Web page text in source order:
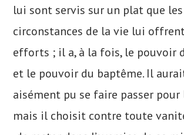
lui sont servis sur un plat que les
circonstances de la vie lui
efforts ; il a, à la fois, le pouvoir
et le pouvoir du baptême. Il
aisément pu se faire passer pour
mais il choisit contre toute